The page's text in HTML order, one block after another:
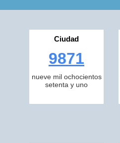
Ciudad
9871
nueve mil ochocientos
setenta y uno